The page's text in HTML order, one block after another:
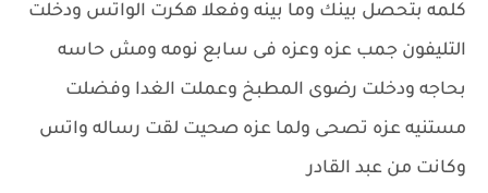
كلمه بتحصل بينك وما بينه وفعلا هكرت الواتس ودخلت
التليفون جمب عزه وعزه فى سابع نومه ومش حاسه
بحاجه ودخلت رضوى المطبخ وعملت الغدا وفضلت
مستنيه عزه تصحى ولما عزه صحيت لقت رساله واتس
وكانت من عبد القادر